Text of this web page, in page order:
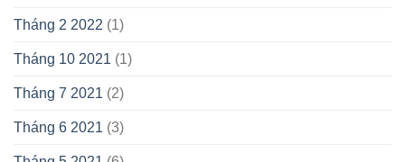
Tháng 2 2022 (1)
Tháng 10 2021 (1)
Tháng 7 2021 (2)
Tháng 6 2021 (3)